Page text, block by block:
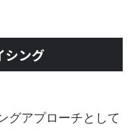
シング
グアプローチとして